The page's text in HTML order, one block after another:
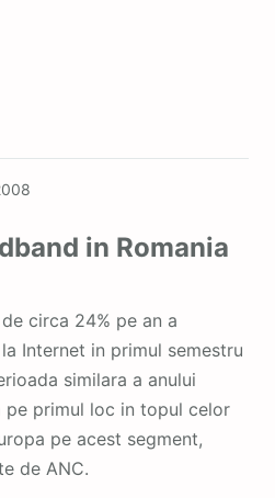
in Romania
Internet in primul semestru
similara a anului
pe primul loc in topul celor
pe acest segment,
de ANC.